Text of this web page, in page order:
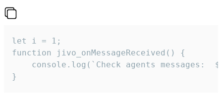
let i = 1;
function jivo_onMessageReceived() {
}